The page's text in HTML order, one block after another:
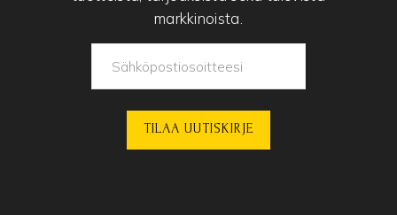
markkinoista.